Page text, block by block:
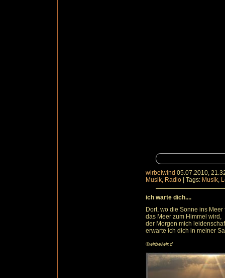
wirbelwind 05.07.2010,
Musik, Radio
Tags: Musik,
ich warte dich....
Dort, wo die Sonne ins Meer
das Meer zum Himmel wird,
der Morgen mich
erwarte ich dich in meiner
©wirbelwind